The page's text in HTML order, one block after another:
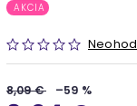
AKCIA
8,09 € –59 %